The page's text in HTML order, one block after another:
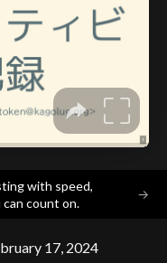
with speed,
count on.
→
17, 2024